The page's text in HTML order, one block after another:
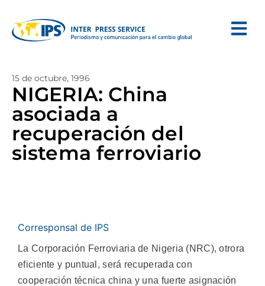
15 de octubre, 1996
NIGERIA: China
asociada a
recuperación del
sistema ferroviario
Corresponsal de IPS
La Corporación Ferroviaria de Nigeria (NRC), otrora
eficiente y puntual, será recuperada con
cooperación técnica china y una fuerte asignación